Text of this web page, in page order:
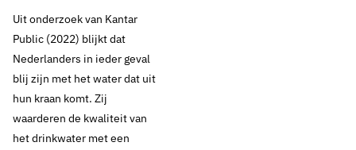
Uit onderzoek van Kantar
Public (2022) blijkt dat
Nederlanders in ieder geval
blij zijn met het water dat uit
hun kraan komt. Zij
waarderen de kwaliteit van
het drinkwater met een